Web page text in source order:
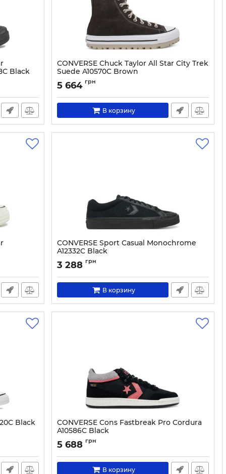
Black
CONVERSE Chuck Taylor All Star City Trek
Suede A10570C Brown
Артикул: 0000304832949-42
5 664 грн
В корзину
CONVERSE Sport Casual Monochrome
A12332C Black
Артикул: 0000304833007-40
3 288 грн
В корзину
Black
CONVERSE Cons Fastbreak Pro Cordura
A10586C Black
Артикул: 0000304832499-40
5 688 грн
В корзину